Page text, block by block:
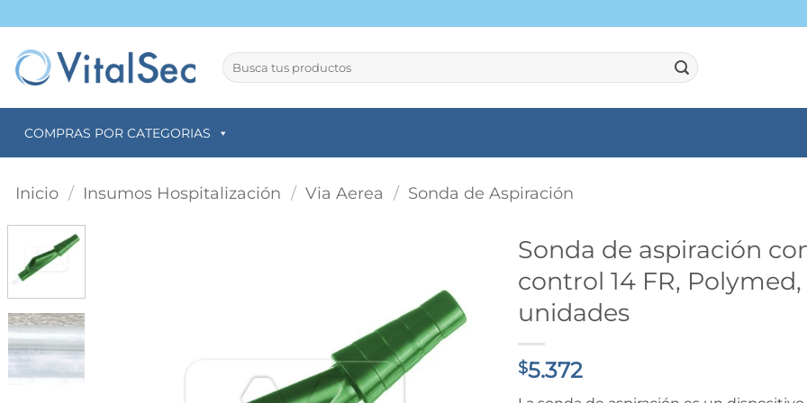
al
contenido
Buscar
por:
COMPRAS POR CATEGORIAS
Inicio / Insumos Hospitalización / Via Aerea / Sonda de Aspiración
Sonda de aspiración
control 14 FR,
unidades
$5.372